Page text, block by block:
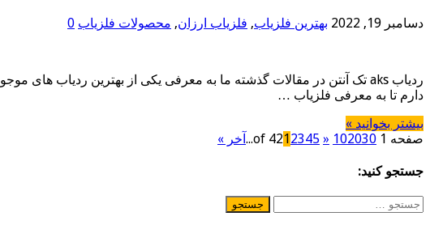
دسامبر 19, 2022 بهترین فلزیاب, فلزیاب ارزان, محصولات فلزیاب 0
دارم تا به معرفی فلزیاب …
بیشتر بخوانید »
صفحه 1 of 42
12345 » 102030
...آخر »
جستجو کنید:
جستجو